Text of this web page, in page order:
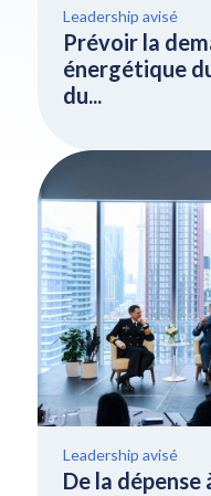
Leadership avisé
Prévoir la
énergétique
du...
Leadership avisé
De la